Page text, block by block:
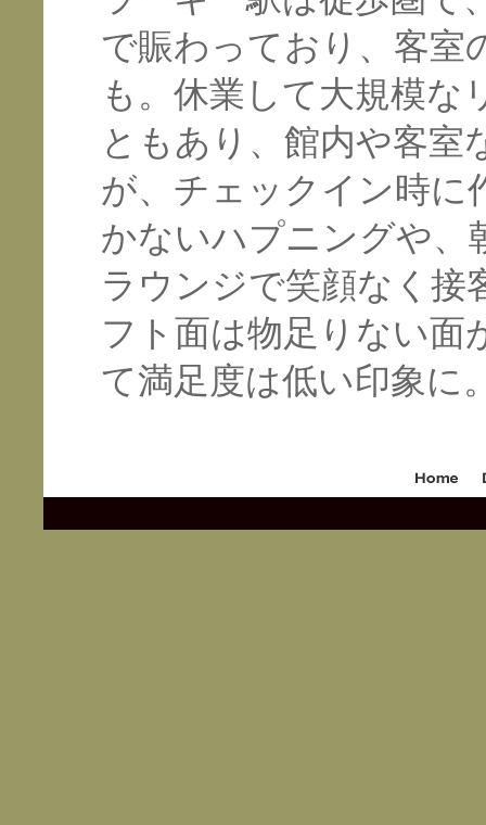
で賑わっており、客室
も。休業して大規模な
ともあり、館内や客室
が、チェックイン時に
かないハプニングや、
ラウンジで笑顔なく接
フト面は物足りない面
て満足度は低い印象に